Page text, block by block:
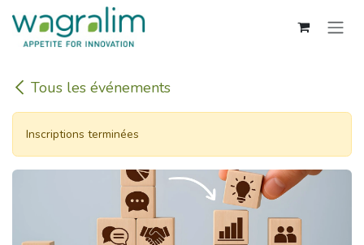
Se rendre au contenu
Tous les événements
Inscriptions terminées